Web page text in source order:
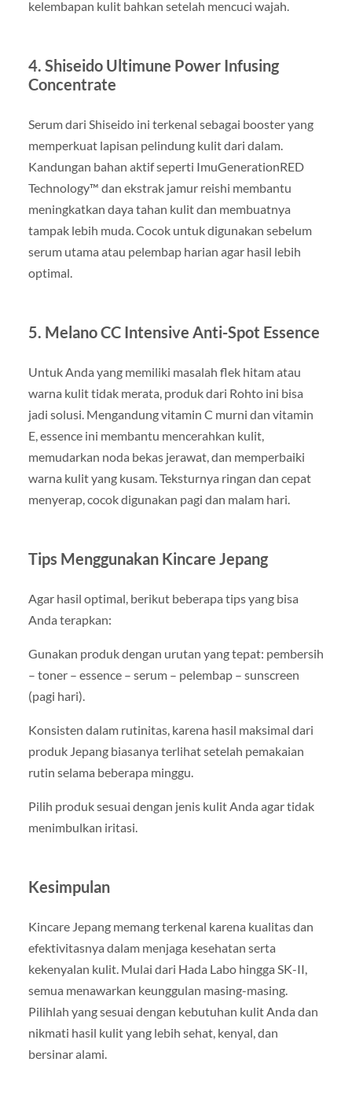
kelembapan kulit bahkan setelah mencuci wajah.
4. Shiseido Ultimune Power Infusing
Concentrate
Serum dari Shiseido ini terkenal sebagai booster yang
memperkuat lapisan pelindung kulit dari dalam.
Kandungan bahan aktif seperti ImuGenerationRED
Technology™ dan ekstrak jamur reishi membantu
meningkatkan daya tahan kulit dan membuatnya
tampak lebih muda. Cocok untuk digunakan sebelum
serum utama atau pelembap harian agar hasil lebih
optimal.
5. Melano CC Intensive Anti-Spot Essence
Untuk Anda yang memiliki masalah flek hitam atau
warna kulit tidak merata, produk dari Rohto ini bisa
jadi solusi. Mengandung vitamin C murni dan vitamin
E, essence ini membantu mencerahkan kulit,
memudarkan noda bekas jerawat, dan memperbaiki
warna kulit yang kusam. Teksturnya ringan dan cepat
menyerap, cocok digunakan pagi dan malam hari.
Tips Menggunakan Kincare Jepang
Agar hasil optimal, berikut beberapa tips yang bisa
Anda terapkan:
Gunakan produk dengan urutan yang tepat: pembersih
– toner – essence – serum – pelembap – sunscreen
(pagi hari).
Konsisten dalam rutinitas, karena hasil maksimal dari
produk Jepang biasanya terlihat setelah pemakaian
rutin selama beberapa minggu.
Pilih produk sesuai dengan jenis kulit Anda agar tidak
menimbulkan iritasi.
Kesimpulan
Kincare Jepang memang terkenal karena kualitas dan
efektivitasnya dalam menjaga kesehatan serta
kekenyalan kulit. Mulai dari Hada Labo hingga SK-II,
semua menawarkan keunggulan masing-masing.
Pilihlah yang sesuai dengan kebutuhan kulit Anda dan
nikmati hasil kulit yang lebih sehat, kenyal, dan
bersinar alami.